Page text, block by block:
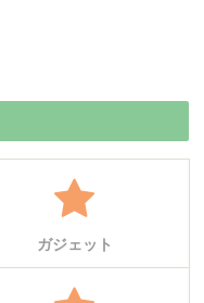
ガジェット